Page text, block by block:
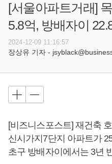
[서울아파트거래]
5.8억, 방배자이
2024-12-09 11:16:57
장상유 기자 -
[비즈니스포스트] 재건축
신시가지7단지 아파트가
초구 방배자이에서는 3년